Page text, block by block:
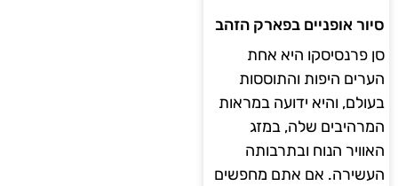
סיור אופניים בפארק הזהב
סן פרנסיסקו היא אחת
הערים היפות והתוססות
בעולם, והיא ידועה במראות
המרהיבים שלה, במזג
האוויר הנוח ובתרבותה
העשירה. אם אתם מחפשים